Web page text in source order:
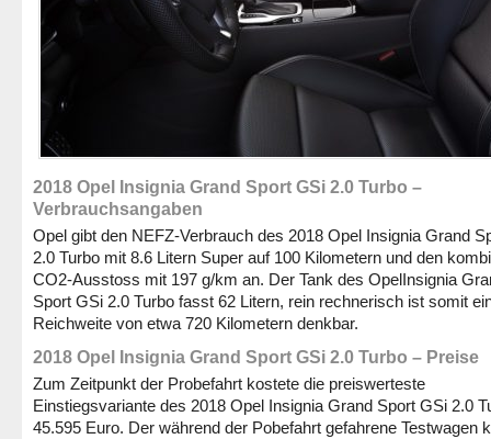
2018 Opel Insignia Grand Sport GSi 2.0 Turbo –
Verbrauchsangaben
Opel gibt den NEFZ-Verbrauch des 2018 Opel Insignia Grand
2.0 Turbo mit 8.6 Litern Super auf 100 Kilometern und den
CO2-Ausstoss mit 197 g/km an. Der Tank des OpelInsignia
Sport GSi 2.0 Turbo fasst 62 Litern, rein rechnerisch ist somit
Reichweite von etwa 720 Kilometern denkbar.
2018 Opel Insignia Grand Sport GSi 2.0 Turbo – Preise
Zum Zeitpunkt der Probefahrt kostete die preiswerteste
Einstiegsvariante des 2018 Opel Insignia Grand Sport GSi 2.0
45.595 Euro. Der während der Pobefahrt gefahrene Testwagen